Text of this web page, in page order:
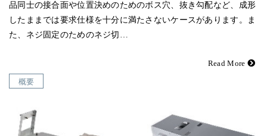
品同士の接合面や位置決めのためのボス穴、抜き勾配など、成形
したままでは要求仕様を十分に満たさないケースがあります。ま
た、ネジ固定のためのネジ切…
Read More
概要